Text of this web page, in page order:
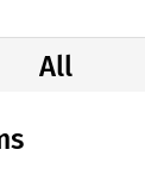
All